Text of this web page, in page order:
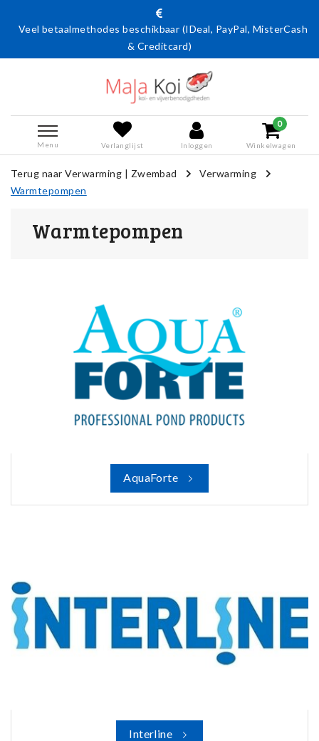
beschikbaar (IDeal, PayPal, MisterCash
Actie: 15%
Menu Verlanglijst Inloggen
0
Winkelwagen
Terug naar Verwarming | Zwembad
Verwarming
Warmtepompen
Warmtepompen
AquaForte
Interline